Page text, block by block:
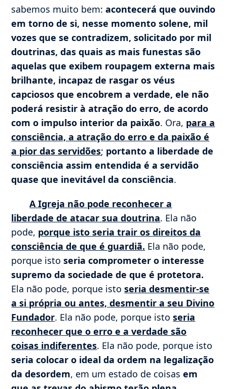
sabemos muito bem:acontecerá que ouvindo
em torno de si, nesse momento solene, mil
vozes que se contradizem, solicitado por mil
doutrinas, das quais as mais funestas são
aquelas que exibem roupagem externa mais
brilhante, incapaz de rasgar os véus
capciosos que encobrem a verdade, ele não
poderá resistir à atração do erro, de acordo
com o impulso interior da paixão. Ora, para a
consciência, a atração do erro e da paixão é
a pior das servidões; portanto a liberdade de
consciência assim entendida é a servidão
quase que inevitável da consciência.
A Igreja não pode reconhecer a
liberdade de atacar sua doutrina. Ela não
pode, porque isto seria trair os direitos da
consciência de que é guardiã. Ela não pode,
porque istoseria comprometer o interesse
supremo da sociedade de que é protetora.
Ela não pode, porque istoseria desmentir-se
a si própria ou antes, desmentir a seu Divino
Fundador. Ela não pode, porque istoseria
reconhecer que o erro e a verdade são
coisas indiferentes. Ela não pode, porque isto
seria colocar o ideal da ordem na legalização
da desordem, em um estado de coisasem